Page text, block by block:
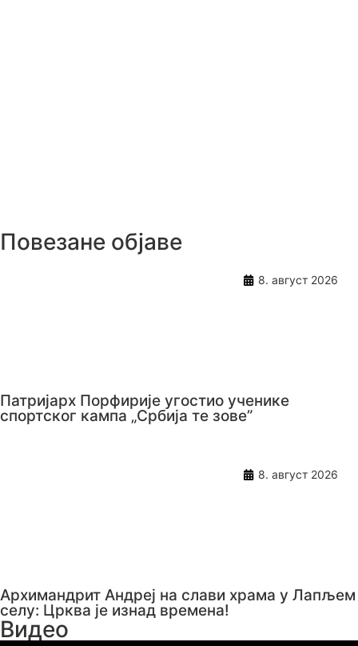
Повезане објаве
Патријарх Порфирије угостио ученике
спортског кампа „Србија те зове”
8. август 2026
Архимандрит Андреј на слави храма у Лапљем
селу: Црква је изнад времена!
8. август 2026
Видео